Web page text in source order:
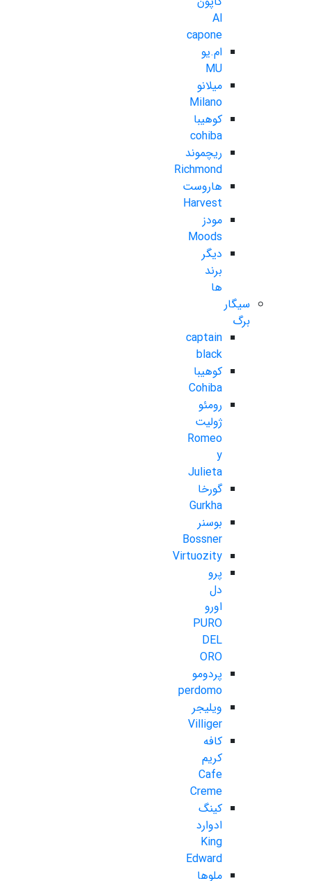
Al
capone
ام.یو
MU
میلانو
Milano
کوهیبا
cohiba
ریچموند
Richmond
هاروست
Harvest
مودز
Moods
دیگر
برند
ها
سیگار
برگ
captain
black
کوهیبا
Cohiba
رومئو
ژولیت
Romeo
y
Julieta
گورخا
Gurkha
بوسنر
Bossner
Virtuozity
پرو
دل
اورو
PURO
DEL
ORO
پردومو
perdomo
ویلیجر
Villiger
کافه
کریم
Cafe
Creme
کینگ
ادوارد
King
Edward
ملوها